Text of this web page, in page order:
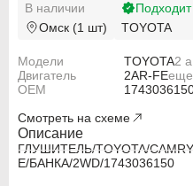
В наличии
Омск (1 шт)
Подходит
TOYOTA
Модели TOYOTA2
TOYOTA
TOYOTA
Двигатель 2AR-FEеще
2AR-FXE
OEM
Смотреть на схеме
Описание
ГЛУШИТЕЛЬ/TOYOTA/
E/БАНКА/2WD/1743036150
ABARTH
ABARTH